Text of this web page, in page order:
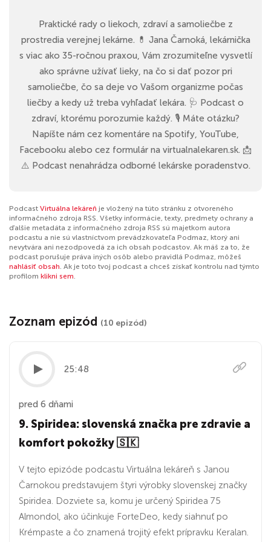
Praktické rady o liekoch, zdraví a samoliečbe z
prostredia verejnej lekárne. 💊 Jana Čarnoká, lekárnička
s viac ako 35-ročnou praxou, Vám zrozumiteľne vysvetlí
ako správne užívať lieky, na čo si dať pozor pri
samoliečbe, čo sa deje vo Vašom organizme počas
liečby a kedy už treba vyhľadať lekára. 🩺 Podcast o
zdraví, ktorému porozumie každý. 🎙️ Máte otázku?
Napíšte nám cez komentáre na Spotify, YouTube,
Facebooku alebo cez formulár na virtualnalekaren.sk. 📩
⚠️ Podcast nenahrádza odborné lekárske poradenstvo.
Podcast Virtuálna lekáreň je vložený na túto stránku z otvoreného
informačného zdroja RSS. Všetky informácie, texty, predmety ochrany a
ďalšie metadáta z informačného zdroja RSS sú majetkom autora
podcastu a nie sú vlastníctvom prevádzkovateľa Podmaz, ktorý ani
nevytvára ani nezodpovedá za ich obsah podcastov. Ak máš za to, že
podcast porušuje práva iných osôb alebo pravidlá Podmaz, môžeš
nahlásiť obsah. Ak je toto tvoj podcast a chceš získať kontrolu nad týmto
profilom klikni sem.
Zoznam epizód (10 epizód)
25:48
pred 6 dňami
9. Spiridea: slovenská značka pre zdravie a
komfort pokožky 🇸🇰
V tejto epizóde podcastu Virtuálna lekáreň s Janou
Čarnokou predstavujem štyri výrobky slovenskej značky
Spiridea. Dozviete sa, komu je určený Spiridea 75
Almondol, ako účinkuje ForteDeo, kedy siahnuť po
Krémpaste a čo znamená trojitý efekt prípravku Keralan.